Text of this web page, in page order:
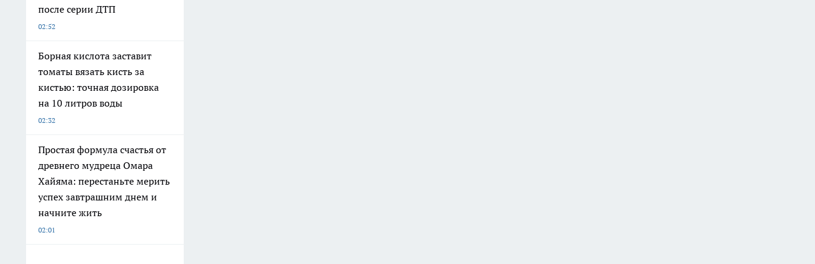
после серии ДТП
02:52
Борная кислота заставит
томаты вязать кисть за
кистью: точная дозировка
на 10 литров воды
02:32
Простая формула счастья от
древнего мудреца Омара
Хайяма: перестаньте мерить
успех завтрашним днем и
начните жить
02:01